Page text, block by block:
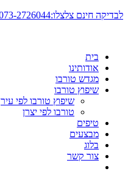
דלג
לבדיקה חינם צלצלו:073-2726044
בית
אודותינו
מגדש טורבו
שיפוץ טורבו
שיפוץ טורבו לפי עיר
טורבו לפי יצרן
טיפים
מבצעים
בלוג
צור קשר